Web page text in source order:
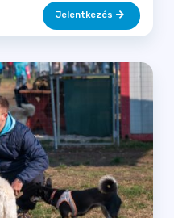
Jelentkezés